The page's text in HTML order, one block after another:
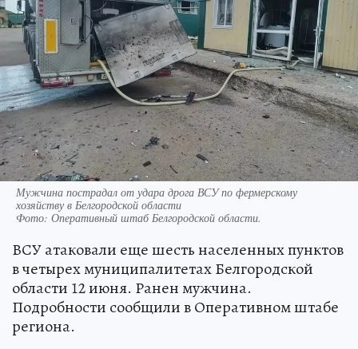
Мужчина пострадал от удара дрога ВСУ по фермерскому
хозяйству в Белгородской области
Фото: Оперативный штаб Белгородской области.
ВСУ атаковали еще шесть населенных пунктов
в четырех муниципалитетах Белгородской
области 12 июня. Ранен мужчина.
Подробности сообщили в Оперативном штабе
региона.